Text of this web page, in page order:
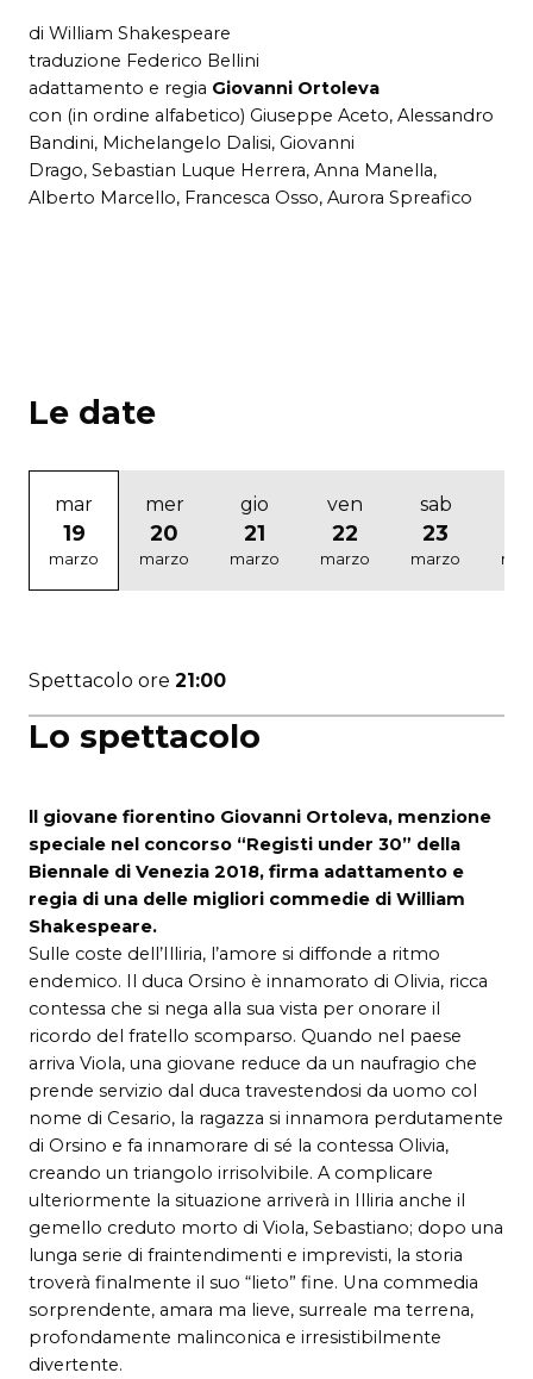
di William Shakespeare
traduzione Federico Bellini
adattamento e regia Giovanni Ortoleva
con (in ordine alfabetico) Giuseppe Aceto, Alessandro
Bandini, Michelangelo Dalisi, Giovanni
Drago, Sebastian Luque Herrera, Anna Manella,
Alberto Marcello, Francesca Osso, Aurora Spreafico
Lo spettacolo
ll giovane fiorentino Giovanni Ortoleva, menzione
speciale nel concorso “Registi under 30” della
Biennale di Venezia 2018, firma adattamento e
regia di una delle migliori commedie di William
Shakespeare.
Sulle coste dell’Illiria, l’amore si diffonde a ritmo
endemico. Il duca Orsino è innamorato di Olivia, ricca
contessa che si nega alla sua vista per onorare il
ricordo del fratello scomparso. Quando nel paese
arriva Viola, una giovane reduce da un naufragio che
prende servizio dal duca travestendosi da uomo col
nome di Cesario, la ragazza si innamora perdutamente
di Orsino e fa innamorare di sé la contessa Olivia,
creando un triangolo irrisolvibile. A complicare
ulteriormente la situazione arriverà in Illiria anche il
gemello creduto morto di Viola, Sebastiano; dopo una
lunga serie di fraintendimenti e imprevisti, la storia
troverà finalmente il suo “lieto” fine. Una commedia
sorprendente, amara ma lieve, surreale ma terrena,
profondamente malinconica e irresistibilmente
divertente.
Le date
mar
19
marzo
mer
20
marzo
gio
21
marzo
ven
22
marzo
sab
23
marzo
Spettacolo ore 21:00